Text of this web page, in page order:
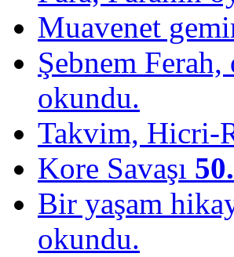
Muavenet
Şebnem
okundu.
Takvim, Hicri-
Kore Savaşı
Bir yaşam
okundu.